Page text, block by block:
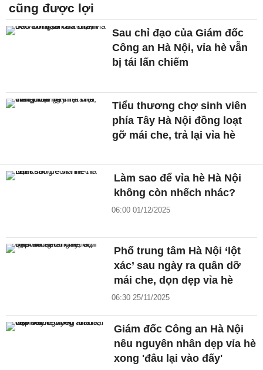
cũng được lợi
Sau chỉ đạo của Giám đốc
Công an Hà Nội, vỉa hè vẫn
bị tái lấn chiếm
Tiểu thương chợ sinh viên
phía Tây Hà Nội đồng loạt
gỡ mái che, trả lại vỉa hè
Làm sao để vỉa hè Hà Nội
không còn nhếch nhác?
06:00 01/12/2025
Phố trung tâm Hà Nội ‘lột
xác’ sau ngày ra quân dỡ
mái che, dọn dẹp vỉa hè
06:30 25/11/2025
Giám đốc Công an Hà Nội
nêu nguyên nhân dẹp vỉa hè
xong 'đâu lại vào đấy'